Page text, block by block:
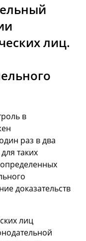
лиц.
в
раз в два
таких
доказательств
лиц